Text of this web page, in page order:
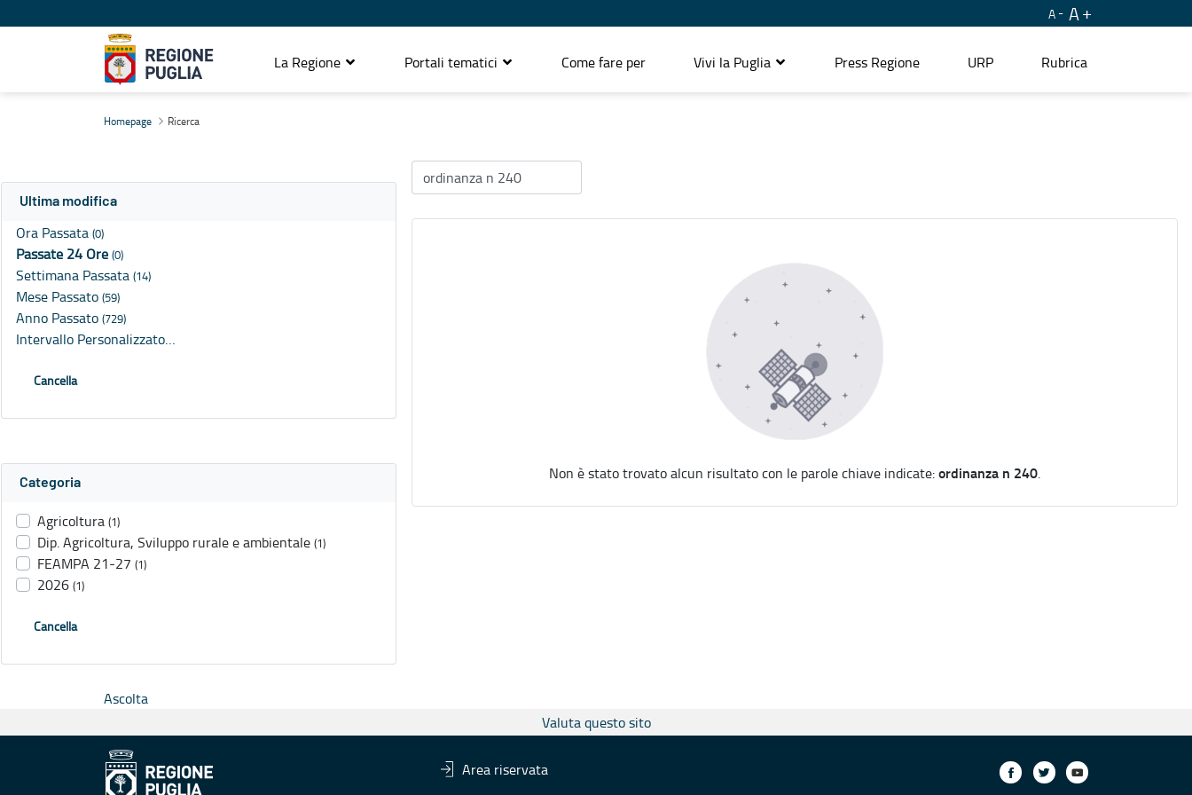
A A
La Regione Portali tematici Come fare per Vivi la Puglia Press Regione URP Rubrica
Homepage Ricerca
Ultima modifica
Ora Passata (0)
Passate 24 Ore (0)
Settimana Passata (14)
Mese Passato (59)
Anno Passato (729)
Intervallo Personalizzato…
Cancella
Categoria
Agricoltura (1)
Dip. Agricoltura, Sviluppo rurale e ambientale (1)
FEAMPA 21-27 (1)
2026 (1)
Cancella
Non è stato trovato alcun risultato con le parole chiave indicate:ordinanza n 240.
Ascolta
Valuta questo sito
Area riservata